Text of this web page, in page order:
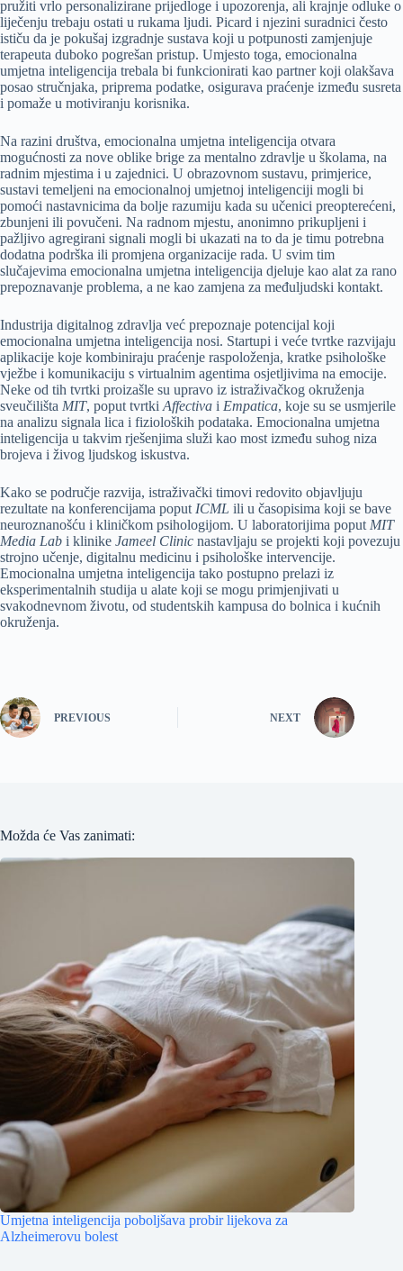
pružiti vrlo personalizirane prijedloge i upozorenja, ali krajnje odluke o
liječenju trebaju ostati u rukama ljudi. Picard i njezini suradnici često
ističu da je pokušaj izgradnje sustava koji u potpunosti zamjenjuje
terapeuta duboko pogrešan pristup. Umjesto toga, emocionalna
umjetna inteligencija trebala bi funkcionirati kao partner koji olakšava
posao stručnjaka, priprema podatke, osigurava praćenje između susreta
i pomaže u motiviranju korisnika.
Na razini društva, emocionalna umjetna inteligencija otvara
mogućnosti za nove oblike brige za mentalno zdravlje u školama, na
radnim mjestima i u zajednici. U obrazovnom sustavu, primjerice,
sustavi temeljeni na emocionalnoj umjetnoj inteligenciji mogli bi
pomoći nastavnicima da bolje razumiju kada su učenici preopterećeni,
zbunjeni ili povučeni. Na radnom mjestu, anonimno prikupljeni i
pažljivo agregirani signali mogli bi ukazati na to da je timu potrebna
dodatna podrška ili promjena organizacije rada. U svim tim
slučajevima emocionalna umjetna inteligencija djeluje kao alat za rano
prepoznavanje problema, a ne kao zamjena za međuljudski kontakt.
Industrija digitalnog zdravlja već prepoznaje potencijal koji
emocionalna umjetna inteligencija nosi. Startupi i veće tvrtke razvijaju
aplikacije koje kombiniraju praćenje raspoloženja, kratke psihološke
vježbe i komunikaciju s virtualnim agentima osjetljivima na emocije.
Neke od tih tvrtki proizašle su upravo iz istraživačkog okruženja
sveučilišta MIT, poput tvrtki Affectiva i Empatica, koje su se usmjerile
na analizu signala lica i fizioloških podataka. Emocionalna umjetna
inteligencija u takvim rješenjima služi kao most između suhog niza
brojeva i živog ljudskog iskustva.
Kako se područje razvija, istraživački timovi redovito objavljuju
rezultate na konferencijama poput ICML ili u časopisima koji se bave
neuroznanošću i kliničkom psihologijom. U laboratorijima poput MIT
Media Lab i klinike Jameel Clinic nastavljaju se projekti koji povezuju
strojno učenje, digitalnu medicinu i psihološke intervencije.
Emocionalna umjetna inteligencija tako postupno prelazi iz
eksperimentalnih studija u alate koji se mogu primjenjivati u
svakodnevnom životu, od studentskih kampusa do bolnica i kućnih
okruženja.
PREVIOUS NEXT
Možda će Vas zanimati:
Umjetna inteligencija poboljšava probir lijekova za
Alzheimerovu bolest